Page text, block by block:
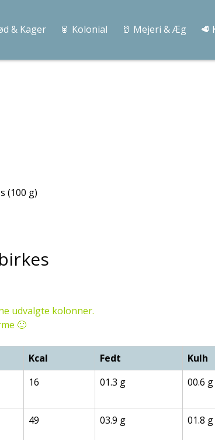
& Kager 🥫 Kolonial 🥛 Mejeri & Æg 🥩
(100 g)
udvalgte kolonner.
🙂
Kcal Fedt Kulh
16 01.3 g 00.6 g
49 03.9 g 01.8 g